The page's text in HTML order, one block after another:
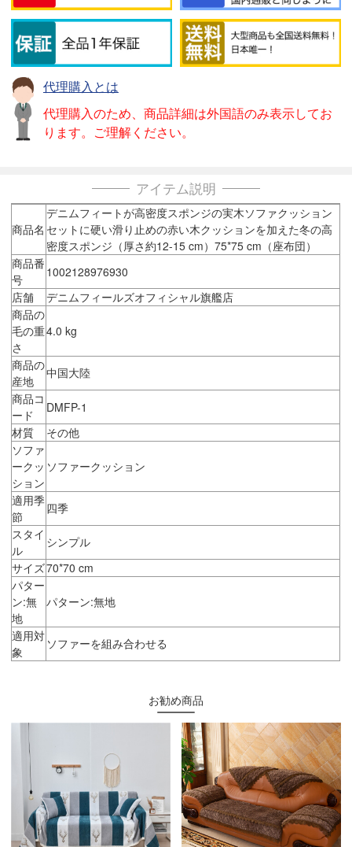
代理購入とは
代理購入のため、商品詳細は外国語のみ表示してお
ります。ご理解ください。
アイテム説明
商品名
デニムフィートが高密度スポンジの実木ソファクッション
セットに硬い滑り止めの赤い木クッションを加えた冬の高
密度スポンジ（厚さ約12-15 cm）75*75 cm（座布団）
商品番
号
1002128976930
店舗
デニムフィールズオフィシャル旗艦店
商品の
毛の重
さ
4.0 kg
商品の
産地
中国大陸
商品コ
ード
DMFP-1
材質
その他
ソファ
ークッ
ション
ソファークッション
適用季
節
四季
スタイ
ル
シンプル
サイズ70*70 cm
パター
ン:無
地
パターン:無地
適用対
象
ソファーを組み合わせる
お勧め商品